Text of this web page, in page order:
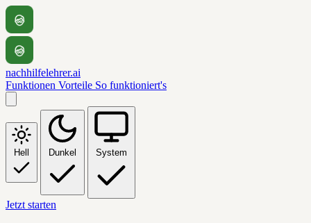
nachhilfelehrer.ai
Funktionen Vorteile So funktioniert's
Hell Dunkel System
Jetzt starten